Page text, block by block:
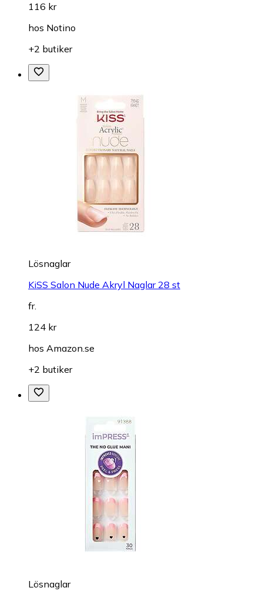
116 kr
hos Notino
+2 butiker
Lösnaglar
KiSS Salon Nude Akryl Naglar 28 st
fr.
124 kr
hos Amazon.se
+2 butiker
Lösnaglar